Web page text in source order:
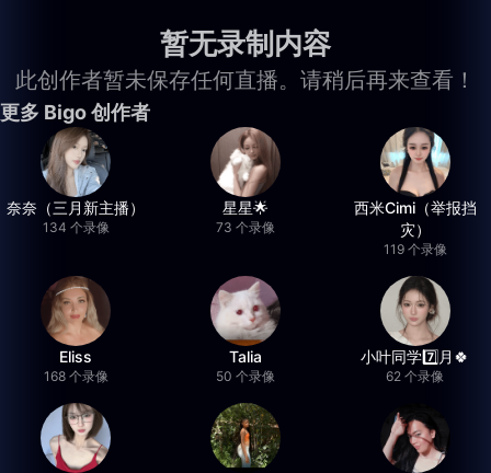
暂无录制内容
此创作者暂未保存任何直播。请稍后再来查看！
更多 Bigo 创作者
奈奈（三月新主播）
134 个录像
星星🌟
73 个录像
西米Cimi（举报挡
灾）
119 个录像
Eliss
168 个录像
Talia
50 个录像
小叶同学7️⃣月🍀
62 个录像